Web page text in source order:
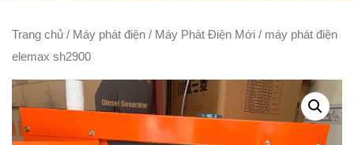
Trang chủ / Máy phát điện / Máy Phát Điện Mới / máy phát điện
elemax sh2900